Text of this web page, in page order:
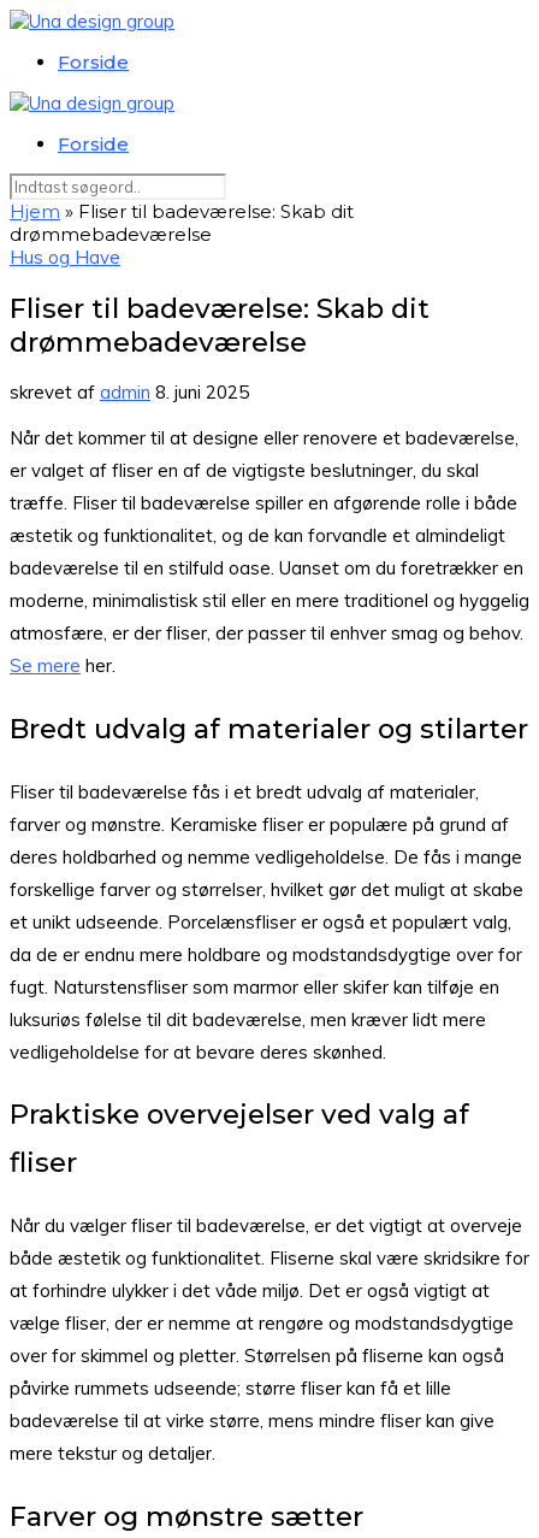
Forside
Forside
Hjem » Fliser til badeværelse: Skab dit
drømmebadeværelse
Hus og Have
Fliser til badeværelse: Skab dit
drømmebadeværelse
skrevet af admin 8. juni 2025
Når det kommer til at designe eller renovere et badeværelse,
er valget af fliser en af de vigtigste beslutninger, du skal
træffe. Fliser til badeværelse spiller en afgørende rolle i både
æstetik og funktionalitet, og de kan forvandle et almindeligt
badeværelse til en stilfuld oase. Uanset om du foretrækker en
moderne, minimalistisk stil eller en mere traditionel og hyggelig
atmosfære, er der fliser, der passer til enhver smag og behov.
Se mere her.
Bredt udvalg af materialer og stilarter
Fliser til badeværelse fås i et bredt udvalg af materialer,
farver og mønstre. Keramiske fliser er populære på grund af
deres holdbarhed og nemme vedligeholdelse. De fås i mange
forskellige farver og størrelser, hvilket gør det muligt at skabe
et unikt udseende. Porcelænsfliser er også et populært valg,
da de er endnu mere holdbare og modstandsdygtige over for
fugt. Naturstensfliser som marmor eller skifer kan tilføje en
luksuriøs følelse til dit badeværelse, men kræver lidt mere
vedligeholdelse for at bevare deres skønhed.
Praktiske overvejelser ved valg af
fliser
Når du vælger fliser til badeværelse, er det vigtigt at overveje
både æstetik og funktionalitet. Fliserne skal være skridsikre for
at forhindre ulykker i det våde miljø. Det er også vigtigt at
vælge fliser, der er nemme at rengøre og modstandsdygtige
over for skimmel og pletter. Størrelsen på fliserne kan også
påvirke rummets udseende; større fliser kan få et lille
badeværelse til at virke større, mens mindre fliser kan give
mere tekstur og detaljer.
Farver og mønstre sætter